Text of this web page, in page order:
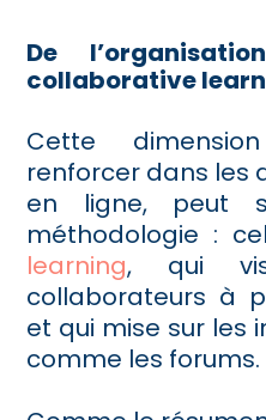
De
collaborative
Cette
renforcer dans les
en ligne, peut
méthodologie :
learning, qui
collaborateurs à
et qui mise sur les
comme les forums.